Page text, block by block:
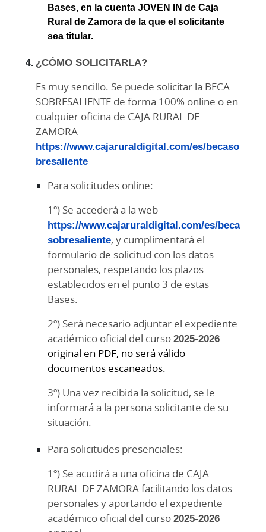
Bases, en la cuenta JOVEN IN de Caja
Rural de Zamora de la que el solicitante
sea titular.
¿CÓMO SOLICITARLA?
Es muy sencillo. Se puede solicitar la BECA
SOBRESALIENTE de forma 100% online o en
cualquier oficina de CAJA RURAL DE
ZAMORA
https://www.cajaruraldigital.com/es/becaso
bresaliente
Para solicitudes online:
1º) Se accederá a la web
https://www.cajaruraldigital.com/es/beca
sobresaliente, y cumplimentará el
formulario de solicitud con los datos
personales, respetando los plazos
establecidos en el punto 3 de estas
Bases.
2º) Será necesario adjuntar el expediente
académico oficial del curso2025-2026
original en PDF, no será válido
documentos escaneados.
3º) Una vez recibida la solicitud, se le
informará a la persona solicitante de su
situación.
Para solicitudes presenciales:
1º) Se acudirá a una oficina de CAJA
RURAL DE ZAMORA facilitando los datos
personales y aportando el expediente
académico oficial del curso2025-2026